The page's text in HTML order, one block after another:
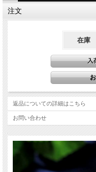
商品説明
貴重な大きい原石を使用したペ
一般的な小さな粒とは異なり、
高級感たっぷりのペンダントで
独自の深いグリーンが特徴のモ
ち、高級な雰囲気を漂わせる神
【意味合い・云われ・伝承等】
モルダバイトは、チェコ共和国
(隕石が地上に落下することに
誕生はおよそ1480万年前の隕石
大気に舞い上がった際に冷え固
モルダバイトはカルマの浄化や
われがあります。
また、古くから神聖な石として
の証として婚約・結婚指輪にし
ているそうです。
注文
在庫
返品についての詳細はこちら
お問い合わせ